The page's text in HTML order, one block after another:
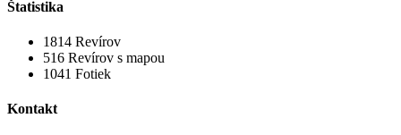
Štatistika
1814 Revírov
516 Revírov s mapou
1041 Fotiek
Kontakt